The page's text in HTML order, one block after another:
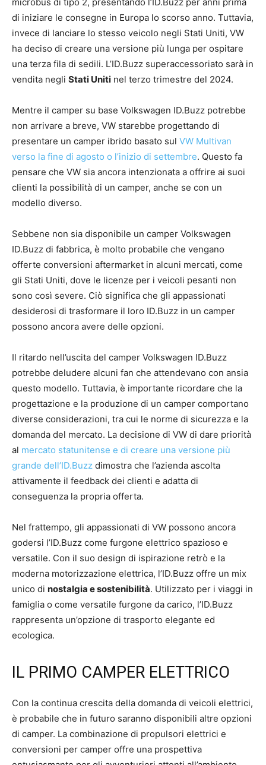
microbus di tipo 2, presentando l’ID.Buzz per anni prima
di iniziare le consegne in Europa lo scorso anno. Tuttavia,
invece di lanciare lo stesso veicolo negli Stati Uniti, VW
ha deciso di creare una versione più lunga per ospitare
una terza fila di sedili. L’ID.Buzz superaccessoriato sarà in
vendita negli Stati Uniti nel terzo trimestre del 2024.
Mentre il camper su base Volkswagen ID.Buzz potrebbe
non arrivare a breve, VW starebbe progettando di
presentare un camper ibrido basato sul VW Multivan
verso la fine di agosto o l’inizio di settembre. Questo fa
pensare che VW sia ancora intenzionata a offrire ai suoi
clienti la possibilità di un camper, anche se con un
modello diverso.
Sebbene non sia disponibile un camper Volkswagen
ID.Buzz di fabbrica, è molto probabile che vengano
offerte conversioni aftermarket in alcuni mercati, come
gli Stati Uniti, dove le licenze per i veicoli pesanti non
sono così severe. Ciò significa che gli appassionati
desiderosi di trasformare il loro ID.Buzz in un camper
possono ancora avere delle opzioni.
Il ritardo nell’uscita del camper Volkswagen ID.Buzz
potrebbe deludere alcuni fan che attendevano con ansia
questo modello. Tuttavia, è importante ricordare che la
progettazione e la produzione di un camper comportano
diverse considerazioni, tra cui le norme di sicurezza e la
domanda del mercato. La decisione di VW di dare priorità
al mercato statunitense e di creare una versione più
grande dell’ID.Buzz dimostra che l’azienda ascolta
attivamente il feedback dei clienti e adatta di
conseguenza la propria offerta.
Nel frattempo, gli appassionati di VW possono ancora
godersi l’ID.Buzz come furgone elettrico spazioso e
versatile. Con il suo design di ispirazione retrò e la
moderna motorizzazione elettrica, l’ID.Buzz offre un mix
unico di nostalgia e sostenibilità. Utilizzato per i viaggi in
famiglia o come versatile furgone da carico, l’ID.Buzz
rappresenta un’opzione di trasporto elegante ed
ecologica.
IL PRIMO CAMPER ELETTRICO
Con la continua crescita della domanda di veicoli elettrici,
è probabile che in futuro saranno disponibili altre opzioni
di camper. La combinazione di propulsori elettrici e
conversioni per camper offre una prospettiva